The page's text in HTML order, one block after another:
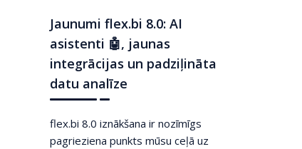
Jaunumi flex.bi 8.0: AI
asistenti 🤖, jaunas
integrācijas un padziļināta
datu analīze
flex.bi 8.0 iznākšana ir nozīmīgs
pagrieziena punkts mūsu ceļā uz